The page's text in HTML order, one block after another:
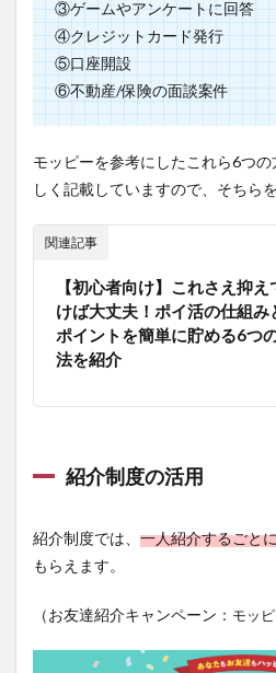
③ゲームやアンケートに回答
④クレジットカード発行
⑤口座開設
⑥不動産/保険の面談案件
モッピーを参考にしたこれら6つ
しく記載していますので、そちら
関連記事
【初心者向け】これさえ抑え
けば大丈夫！ポイ活の仕組み
ポイントを簡単に貯める6つ
法を紹介
紹介制度の活用
紹介制度では、 一人紹介するごと
もらえます。
（お友達紹介キャンペーン： モッ